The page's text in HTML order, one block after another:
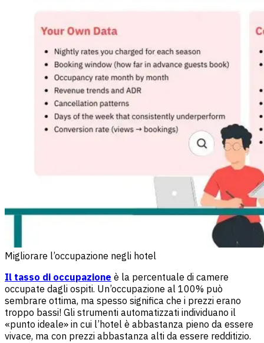
Migliorare l’occupazione negli hotel
Il tasso di occupazione è la percentuale di camere
occupate dagli ospiti. Un’occupazione al 100% può
sembrare ottima, ma spesso significa che i prezzi erano
troppo bassi! Gli strumenti automatizzati individuano il
«punto ideale» in cui l’hotel è abbastanza pieno da essere
vivace, ma con prezzi abbastanza alti da essere redditizio.